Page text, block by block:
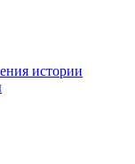
истории